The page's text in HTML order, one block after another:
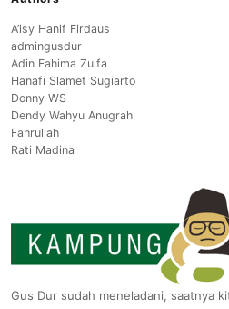
A’isy Hanif Firdaus
admingusdur
Adin Fahima Zulfa
Hanafi Slamet Sugiarto
Donny WS
Dendy Wahyu Anugrah
Fahrullah
Rati Madina
Gus Dur sudah meneladani, saatnya